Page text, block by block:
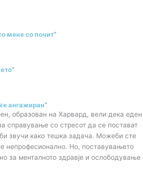
мене со почит“
ангажиран“
образован на Харвард, вели дека еден
справување со стресот да се постават
звучи како тешка задача. Можеби сте
непрофесионално. Но, поставувањето
за менталното здравје и ослободување